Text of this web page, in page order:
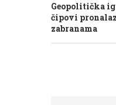
Geopolitička
čipovi
zabranama